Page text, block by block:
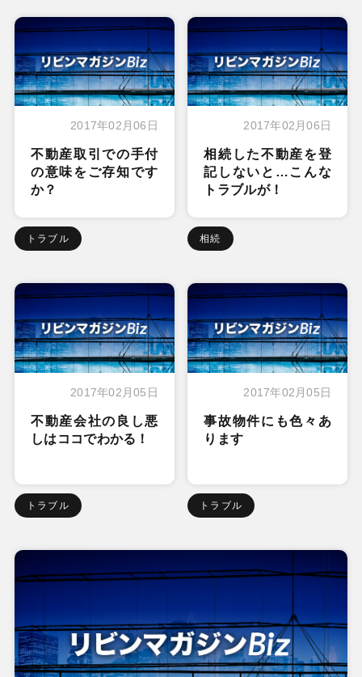
2017年02月06日
不動産取引での手付
の意味をご存知です
か？
トラブル
2017年02月06日
相続した不動産を登
記しないと…こんな
トラブルが！
相続
2017年02月05日
不動産会社の良し悪
しはココでわかる！
トラブル
2017年02月05日
事故物件にも色々あ
ります
トラブル